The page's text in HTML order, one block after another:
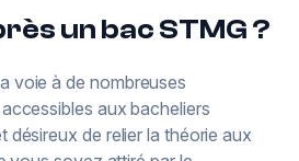
un bac STMG ?
voie à de nombreuses
aux bacheliers
désireux de relier la théorie aux